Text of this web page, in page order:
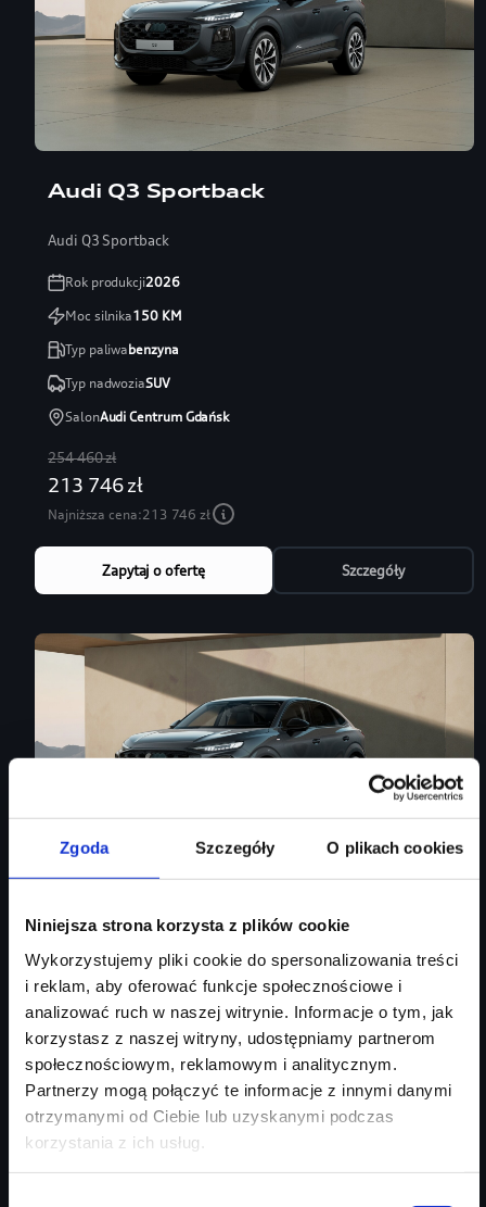
Zgoda Szczegóły O plikach cookies
Niniejsza strona korzysta z plików cookie
Wykorzystujemy pliki cookie do spersonalizowania treści
i reklam, aby oferować funkcje społecznościowe i
analizować ruch w naszej witrynie. Informacje o tym, jak
korzystasz z naszej witryny, udostępniamy partnerom
społecznościowym, reklamowym i analitycznym.
Partnerzy mogą połączyć te informacje z innymi danymi
otrzymanymi od Ciebie lub uzyskanymi podczas
korzystania z ich usług.
Audi Q3 Sportback
Audi Q3 Sportback
Rok produkcji2026
Moc silnika150KM
Typ paliwabenzyna
Typ nadwoziaSUV
SalonAudi Centrum Gdańsk
254 460 zł
213 746 zł
Najniższa cena:213 746 zł
Zapytaj o ofertę Szczegóły
Audi Q3 Sportback
Audi Q3 Sportback
Rok produkcji2026
Moc silnika 150KM
benzyna
Typ nadwoziaSUV
Salon Audi Centrum Gdańsk